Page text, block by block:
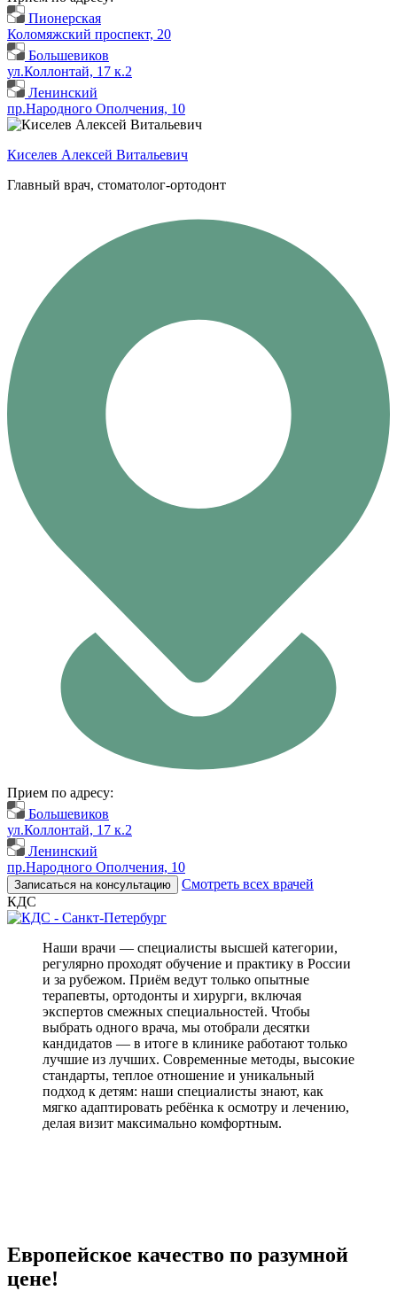
Пионерская
Коломяжский проспект, 20
Большевиков
ул.Коллонтай, 17 к.2
Ленинский
пр.Народного Ополчения, 10
Киселев Алексей Витальевич
Главный врач, стоматолог-ортодонт
Прием по адресу:
Большевиков
ул.Коллонтай, 17 к.2
Ленинский
пр.Народного Ополчения, 10
Записаться на консультацию
Смотреть всех врачей
КДС
Наши врачи — специалисты высшей категории,
регулярно проходят обучение и практику в России
и за рубежом. Приём ведут только опытные
терапевты, ортодонты и хирурги, включая
экспертов смежных специальностей. Чтобы
выбрать одного врача, мы отобрали десятки
кандидатов — в итоге в клинике работают только
лучшие из лучших. Современные методы, высокие
стандарты, теплое отношение и уникальный
подход к детям: наши специалисты знают, как
мягко адаптировать ребёнка к осмотру и лечению,
делая визит максимально комфортным.
Европейское качество по разумной
цене!